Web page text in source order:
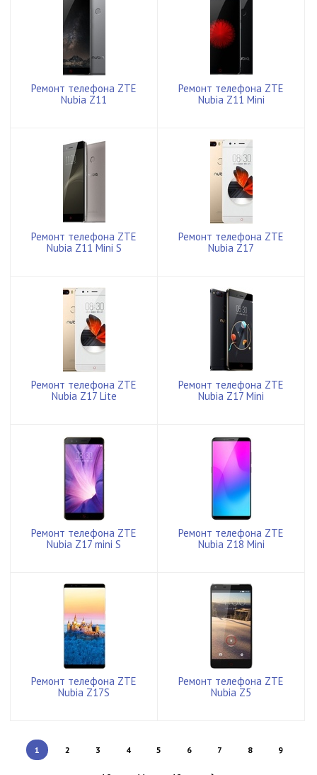
Ремонт телефона ZTE
Nubia Z11
Ремонт телефона ZTE
Nubia Z11 Mini
Ремонт телефона ZTE
Nubia Z11 Mini S
Ремонт телефона ZTE
Nubia Z17
Ремонт телефона ZTE
Nubia Z17 Lite
Ремонт телефона ZTE
Nubia Z17 Mini
Ремонт телефона ZTE
Nubia Z17 mini S
Ремонт телефона ZTE
Nubia Z18 Mini
Ремонт телефона ZTE
Nubia Z17S
Ремонт телефона ZTE
Nubia Z5
1 2 3 4 5 6 7 8 9